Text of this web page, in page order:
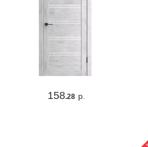
158.28 р.